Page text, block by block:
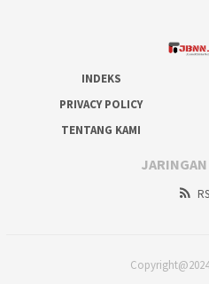
INDEKS
PRIVACY POLICY
TENTANG KAMI